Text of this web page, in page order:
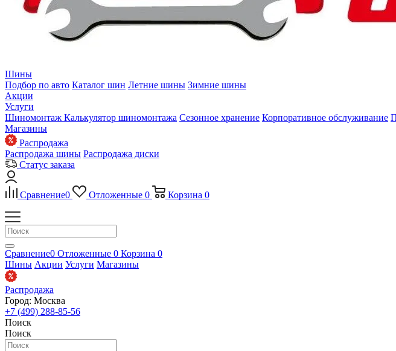
Шины
Подбор по авто Каталог шин Летние шины Зимние шины
Акции
Услуги
Шиномонтаж Калькулятор шиномонтажа Сезонное хранение Корпоративное обслуживание
Магазины
Распродажа
Распродажа шины Распродажа диски
Статус заказа
Сравнение0 Отложенные 0 Корзина 0
Сравнение0 Отложенные 0 Корзина 0
Шины Акции Услуги Магазины
Распродажа
Город: Москва
+7 (499) 288-85-56
Поиск
Поиск